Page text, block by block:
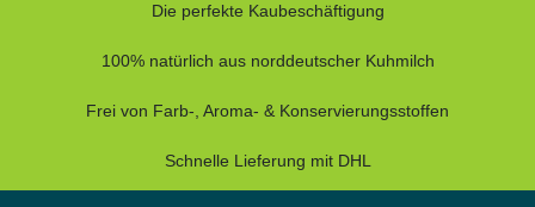
Die perfekte Kaubeschäftigung
100% natürlich aus norddeutscher Kuhmilch
Frei von Farb-, Aroma- & Konservierungsstoffen
Schnelle Lieferung mit DHL